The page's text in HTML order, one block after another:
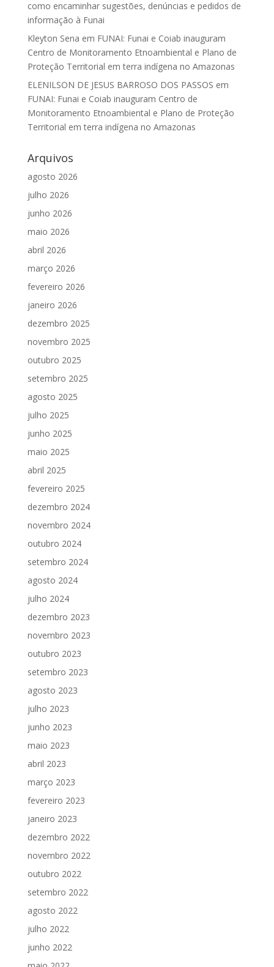
como encaminhar sugestões, denúncias e pedidos de
informação à Funai
Kleyton Sena em FUNAI: Funai e Coiab inauguram
Centro de Monitoramento Etnoambiental e Plano de
Proteção Territorial em terra indígena no Amazonas
ELENILSON DE JESUS BARROSO DOS PASSOS em
FUNAI: Funai e Coiab inauguram Centro de
Monitoramento Etnoambiental e Plano de Proteção
Territorial em terra indígena no Amazonas
Arquivos
agosto 2026
julho 2026
junho 2026
maio 2026
abril 2026
março 2026
fevereiro 2026
janeiro 2026
dezembro 2025
novembro 2025
outubro 2025
setembro 2025
agosto 2025
julho 2025
junho 2025
maio 2025
abril 2025
fevereiro 2025
dezembro 2024
novembro 2024
outubro 2024
setembro 2024
agosto 2024
julho 2024
dezembro 2023
novembro 2023
outubro 2023
setembro 2023
agosto 2023
julho 2023
junho 2023
maio 2023
abril 2023
março 2023
fevereiro 2023
janeiro 2023
dezembro 2022
novembro 2022
outubro 2022
setembro 2022
agosto 2022
julho 2022
junho 2022